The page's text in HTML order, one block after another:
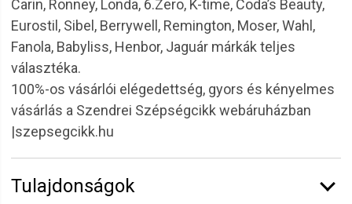
Carin, Ronney, Londa, 6.Zero, K-time, Coda’s Beauty,
Eurostil, Sibel, Berrywell, Remington, Moser, Wahl,
Fanola, Babyliss, Henbor, Jaguár márkák teljes
választéka.
100%-os vásárlói elégedettség, gyors és kényelmes
vásárlás a Szendrei Szépségcikk webáruházban
|szepsegcikk.hu
Tulajdonságok